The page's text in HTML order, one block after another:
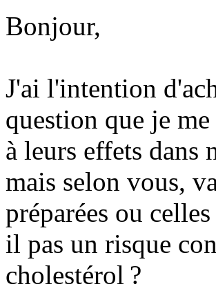
Bonjour,
J'ai l'intention
question que je
à leurs effets dans
mais selon vous,
préparées ou
il pas un risque
cholestérol ?